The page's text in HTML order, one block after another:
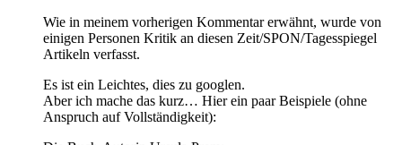
Wie in meinem vorherigen Kommentar erwähnt, wurde von
einigen Personen Kritik an diesen Zeit/SPON/Tagesspiegel
Artikeln verfasst.
Es ist ein Leichtes, dies zu googlen.
Aber ich mache das kurz… Hier ein paar Beispiele (ohne
Anspruch auf Vollständigkeit):